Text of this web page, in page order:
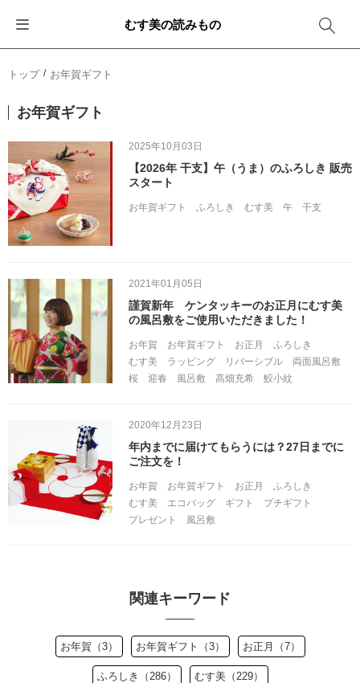
むす美の読みもの
トップ お年賀ギフト
お年賀ギフト
2025年10月03日
【2026年 干支】午（うま）のふろしき 販売
スタート
お年賀ギフト ふろしき むす美 午 干支
2021年01月05日
謹賀新年 ケンタッキーのお正月にむす美
の風呂敷をご使用いただきました！
お年賀 お年賀ギフト お正月
ふろしき
むす美
ラッピング リバーシブル
両面風呂敷
桜
迎春 風呂敷 高畑充希 鮫小紋
2020年12月23日
年内までに届けてもらうには？27日までに
ご注文を！
お年賀 お年賀ギフト お正月
ふろしき
むす美
エコバッグ ギフト
プチギフト
プレゼント
風呂敷
関連キーワード
お年賀（3） お年賀ギフト（3） お正月（7）
ふろしき（286） むす美（229）
イベント・キャンペーン
新商品
メディア情報
その他
エコバッグ
おしゃれコーデバッグ
収納にもなるバッグ
箱を包む
お酒を包む
一番人気「花包み」
簡単「バッグアレンジ」
ファッション
インテリア
アウトドア
雨の日
旅行
防災
卒業・入学
退職・異動
結婚
出産